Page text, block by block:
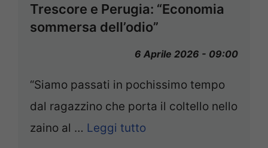
Trescore e Perugia: “Economia
sommersa dell’odio”
6 Aprile 2026 - 09:00
“Siamo passati in pochissimo tempo
dal ragazzino che porta il coltello nello
zaino al … Leggi tutto